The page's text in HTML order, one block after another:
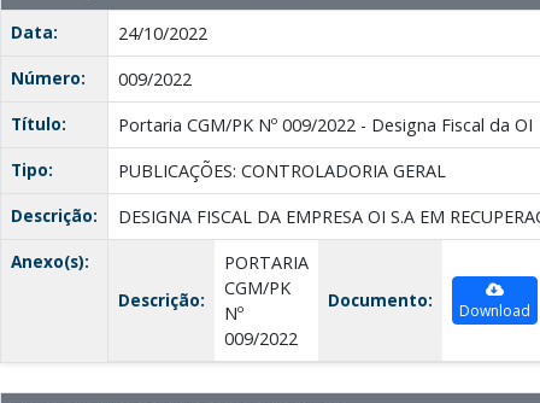
Data:
24/10/2022
Número:
009/2022
Título:
Portaria CGM/PK Nº 009/2022 - Designa Fiscal da OI
Tipo:
PUBLICAÇÕES: CONTROLADORIA GERAL
Descrição:
DESIGNA FISCAL DA EMPRESA OI S.A EM
Anexo(s):
Descrição:
PORTARIA
CGM/PK
Nº
009/2022
Documento: Download